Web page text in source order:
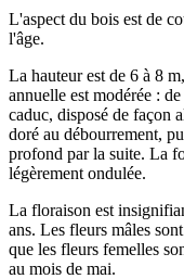
L'aspect du bois est de
l'âge.
La hauteur est de 6 à 8
annuelle est modérée :
caduc, disposé de façon
doré au débourrement,
profond par la suite. La
légèrement ondulée.
La floraison est
ans. Les fleurs mâles
que les fleurs femelles
au mois de mai.